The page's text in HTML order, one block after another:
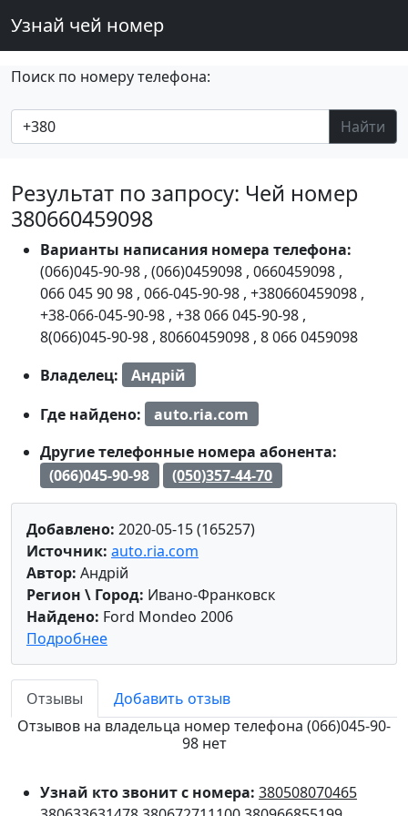
Узнай чей номер
Поиск по номеру телефона:
Найти
Результат по запросу: Чей номер
380660459098
Варианты написания номера телефона:
(066)045-90-98 , (066)0459098 , 0660459098 ,
066 045 90 98 , 066-045-90-98 , +380660459098 ,
+38-066-045-90-98 , +38 066 045-90-98 ,
8(066)045-90-98 , 80660459098 , 8 066 0459098
Владелец:
Андрій
Где найдено:
auto.ria.com
Другие телефонные номера абонента:
(066)045-90-98
(050)357-44-70
Добавлено: 2020-05-15 (165257)
Источник: auto.ria.com
Автор: Андрій
Регион \ Город: Ивано-Франковск
Найдено: Ford Mondeo 2006
Подробнее
Отзывы
Добавить отзыв
Отзывов на владельца номер телефона (066)045-90-
98 нет
Узнай кто звонит с номера: 380508070465